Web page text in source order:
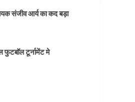
संजीव आर्य का कद बड़ा
फुटबॉल टूर्नामेंट मे